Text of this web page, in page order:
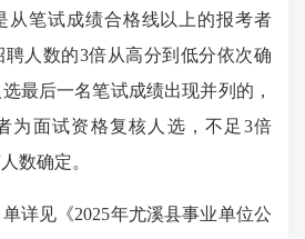
从笔试成绩合格线以上的报考者
人数的3倍从高分到低分依次确
最后一名笔试成绩出现并列的，
为面试资格复核人选，不足3倍
数确定。
见《2025年尤溪县事业单位公